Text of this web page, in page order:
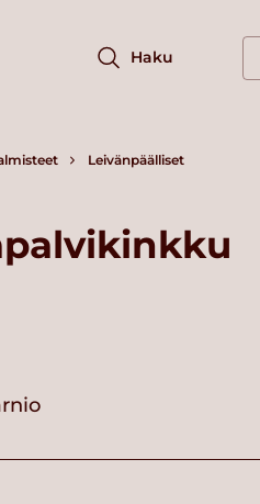
Haku
Leivänpäälliset